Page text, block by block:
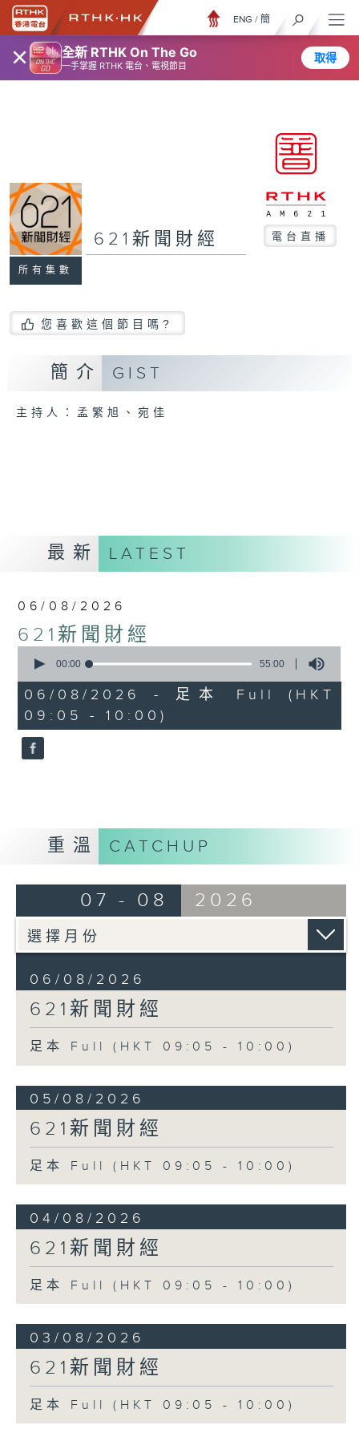
× 全新 RTHK On The Go
一手掌握 RTHK 電台、電視節目
取得
ENG / 簡
所有集數
621新聞財經 電台直播
您喜歡這個節目嗎?
簡介 GIST
主持人：孟繁旭、宛佳
最新 LATEST
06/08/2026
621新聞財經
seconds
55
minutes,
0
seconds
00:00 55:00
06/08/2026 - 足本 Full (HKT
09:05 - 10:00)
重溫 CATCHUP
07 - 08 2026
06/08/2026
621新聞財經
足本 Full (HKT 09:05 - 10:00)
05/08/2026
621新聞財經
足本 Full (HKT 09:05 - 10:00)
04/08/2026
621新聞財經
足本 Full (HKT 09:05 - 10:00)
03/08/2026
621新聞財經
足本 Full (HKT 09:05 - 10:00)